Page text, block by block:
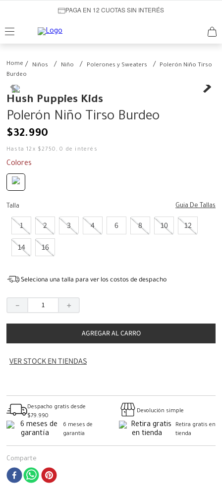
PAGA EN 12 CUOTAS SIN INTERÉS
Niños Niño Polerones y Sweaters
Polerón Niño Tirso
Burdeo
Hush Puppies Kids
Polerón Niño Tirso Burdeo
$32.990
Hasta12 x $2750 ,0 de interés
Colores
Talla Guia De Tallas
1 2 3 4 6 8 10 12
14 16
Seleciona una talla para ver los costos de despacho
＋
－
AGREGAR AL CARRO
VER STOCK EN TIENDAS
Despacho gratis desde
$79.990
Devolución simple
6 meses de
garantía
Retira gratis en
tienda
Comparte